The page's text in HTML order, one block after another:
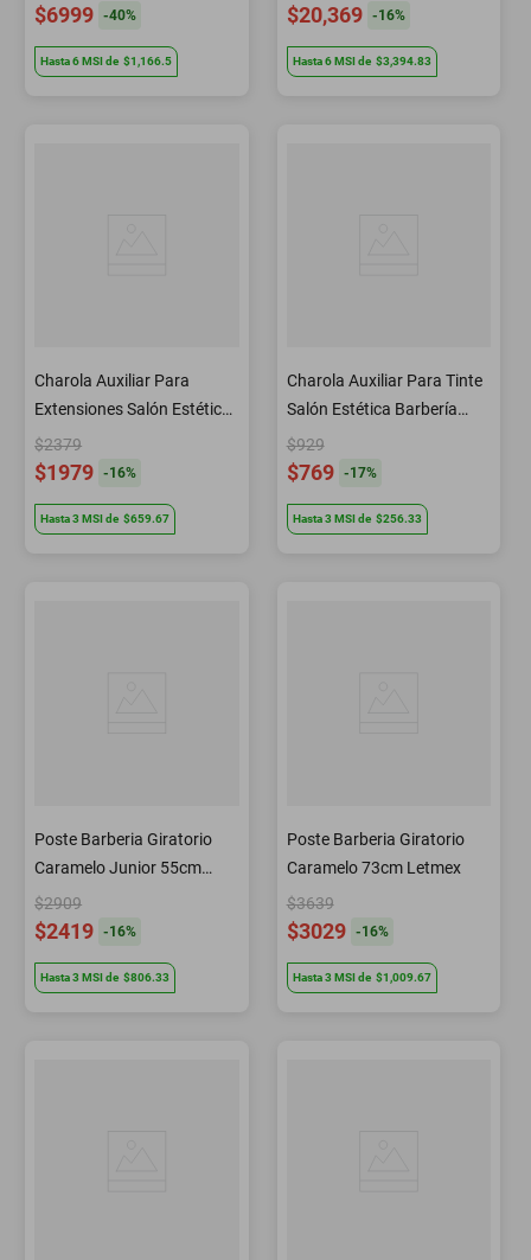
$6999 -40%
Hasta6MSIde $1,166.5
$20,369 -16%
Hasta6MSIde $3,394.83
Charola Auxiliar Para
Extensiones Salón Estética
BM193 Letmex
$2379
$1979 -16%
Hasta3 MSIde $659.67
Charola Auxiliar Para Tinte
Salón Estética Barbería
BM208A Letmex
$929
$769 -17%
Hasta3 MSIde $256.33
Poste Barberia Giratorio
Caramelo Junior 55cm
Letmex
$2909
$2419 -16%
Hasta3 MSIde $806.33
Poste Barberia Giratorio
Caramelo 73cm Letmex
$3639
$3029 -16%
Hasta3 MSIde $1,009.67